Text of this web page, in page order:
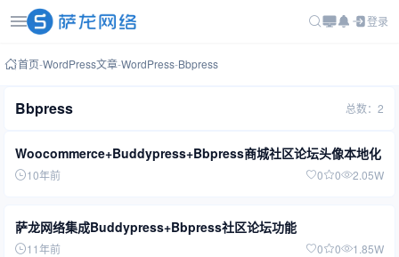
登录
首页-WordPress文章-WordPress-Bbpress
Bbpress 总数：2
Woocommerce+Buddypress+Bbpress商城社区论坛头像本地化
10年前 0 0 2.05W
萨龙网络集成Buddypress+Bbpress社区论坛功能
11年前 0 0 1.85W